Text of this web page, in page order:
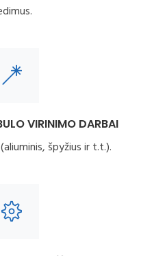
VIRINIMO DARBAI
špyžius ir t.t.).